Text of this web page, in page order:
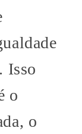
Isso
o
o